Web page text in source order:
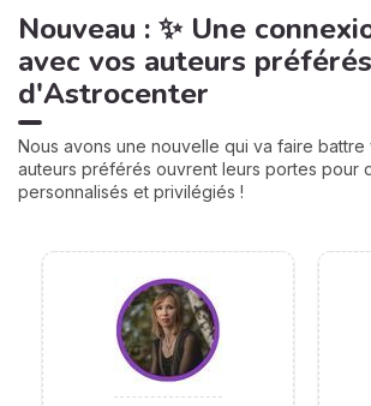
Nouveau : ✨ Une
avec vos auteurs préférés
d'Astrocenter
Nous avons une nouvelle qui va faire
auteurs préférés ouvrent leurs portes pour
personnalisés et privilégiés !